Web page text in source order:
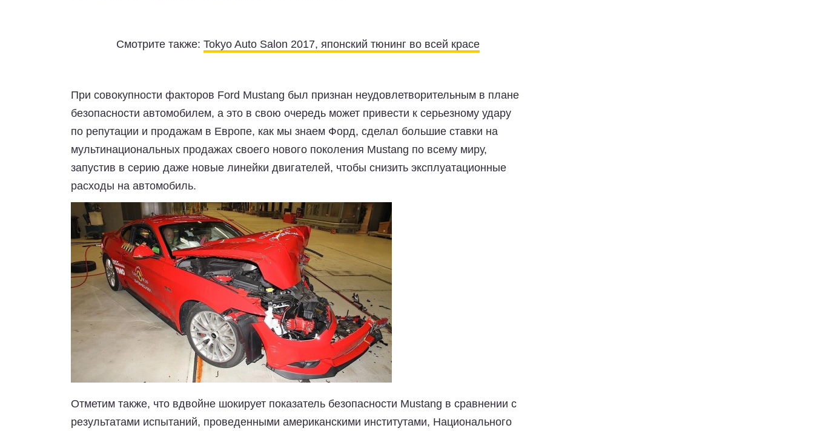
Смотрите также: Tokyo Auto Salon 2017, японский тюнинг во всей красе
При совокупности факторов Ford Mustang был признан неудовлетворительным в плане
безопасности автомобилем, а это в свою очередь может привести к серьезному удару
по репутации и продажам в Европе, как мы знаем Форд, сделал большие ставки на
мультинациональных продажах своего нового поколения Mustang по всему миру,
запустив в серию даже новые линейки двигателей, чтобы снизить эксплуатационные
расходы на автомобиль.
Отметим также, что вдвойне шокирует показатель безопасности Mustang в сравнении с
результатами испытаний, проведенными американскими институтами, Национального